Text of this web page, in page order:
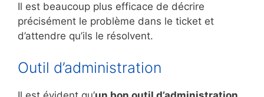
Il est beaucoup plus efficace de décrire
précisément le problème dans le ticket et
d’attendre qu’ils le résolvent.
Outil d’administration